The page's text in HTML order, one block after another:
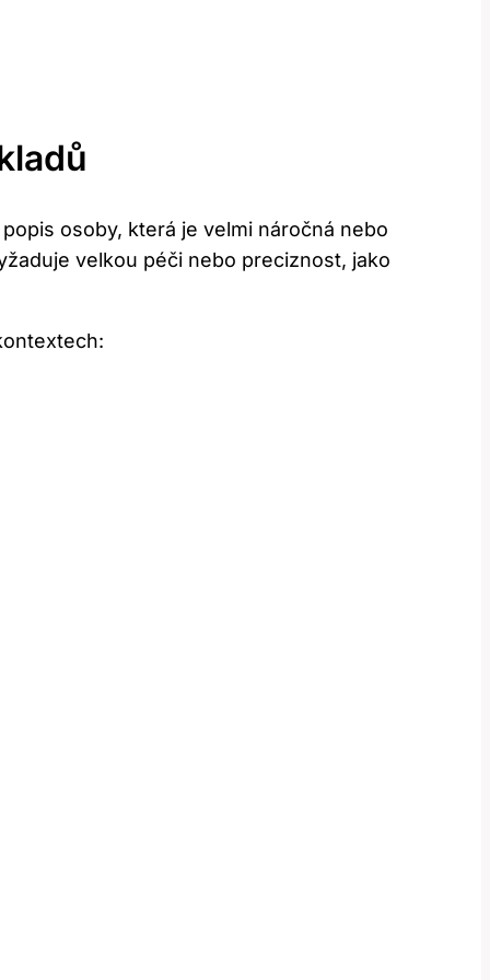
osoby, která je velmi náročná nebo
velkou péči nebo preciznost, jako